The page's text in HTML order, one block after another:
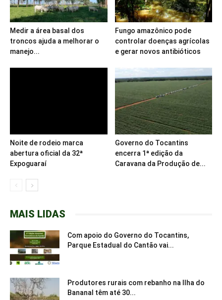
Medir a área basal dos
troncos ajuda a melhorar o
manejo...
Fungo amazônico pode
controlar doenças agrícolas
e gerar novos antibióticos
Noite de rodeio marca
abertura oficial da 32ª
Expoguaraí
Governo do Tocantins
encerra 1ª edição da
Caravana da Produção de...
MAIS LIDAS
Com apoio do Governo do Tocantins,
Parque Estadual do Cantão vai...
Produtores rurais com rebanho na Ilha do
Bananal têm até 30...